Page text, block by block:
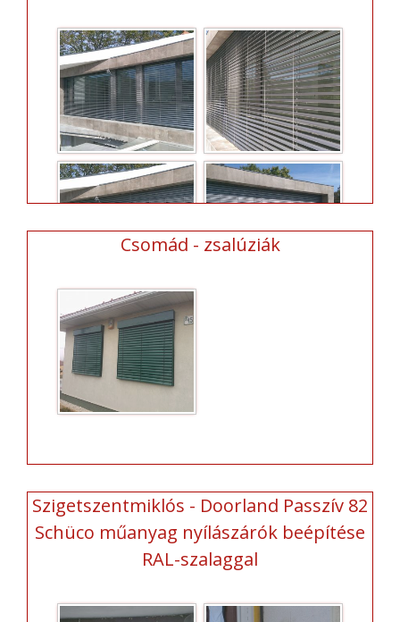
Csomád - zsalúziák
Szigetszentmiklós - Doorland Passzív 82
Schüco műanyag nyílászárók beépítése
RAL-szalaggal